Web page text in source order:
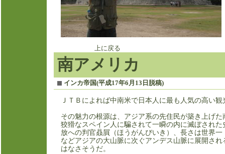
上に戻る
南アメリカ
インカ帝国(平成17年6月13日脱稿)
ＪＴＢによれば中南米で日本人に最も人気の高い
その魅力の根源は、アジア系の先住民が築き上げた
狡猾なスペイン人に騙されて一瞬の内に滅ぼされ
放への判官贔屓（ほうがんびいき）、長さは世界
などアジアの大山脈に次ぐアンデス山脈に展開さ
はなさそうだ。